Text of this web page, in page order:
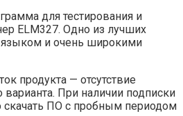
для тестирования и
ELM327. Одно из лучших
и очень широкими
продукта — отсутствие
варианта. При наличии подписки
ПО с пробным периодом